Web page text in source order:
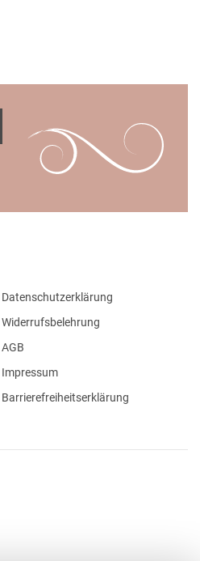
Datenschutzerklärung
Widerrufsbelehrung
AGB
Impressum
Barrierefreiheitserklärung